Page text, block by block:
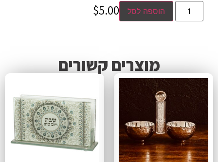
הוספה לסל $5.00
מוצרים קשורים